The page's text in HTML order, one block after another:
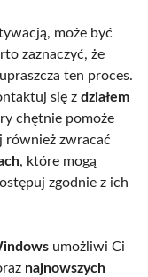
może być
zaznaczyć, że
ten proces.
się z działem
chętnie pomoże
również zwracać
, które mogą
zgodnie z ich
umożliwi Ci
najnowszych